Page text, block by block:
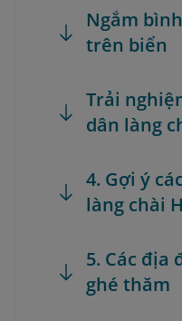
Ngắm
trên biển
Trải
dân làng
4. Gợi ý
làng chài
5. Các địa
ghé thăm